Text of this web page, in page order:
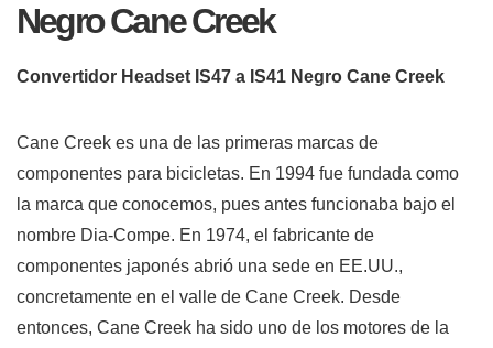
Negro Cane Creek
Convertidor Headset IS47 a IS41 Negro Cane Creek
Cane Creek es una de las primeras marcas de
componentes para bicicletas. En 1994 fue fundada como
la marca que conocemos, pues antes funcionaba bajo el
nombre Dia-Compe. En 1974, el fabricante de
componentes japonés abrió una sede en EE.UU.,
concretamente en el valle de Cane Creek. Desde
entonces, Cane Creek ha sido uno de los motores de la